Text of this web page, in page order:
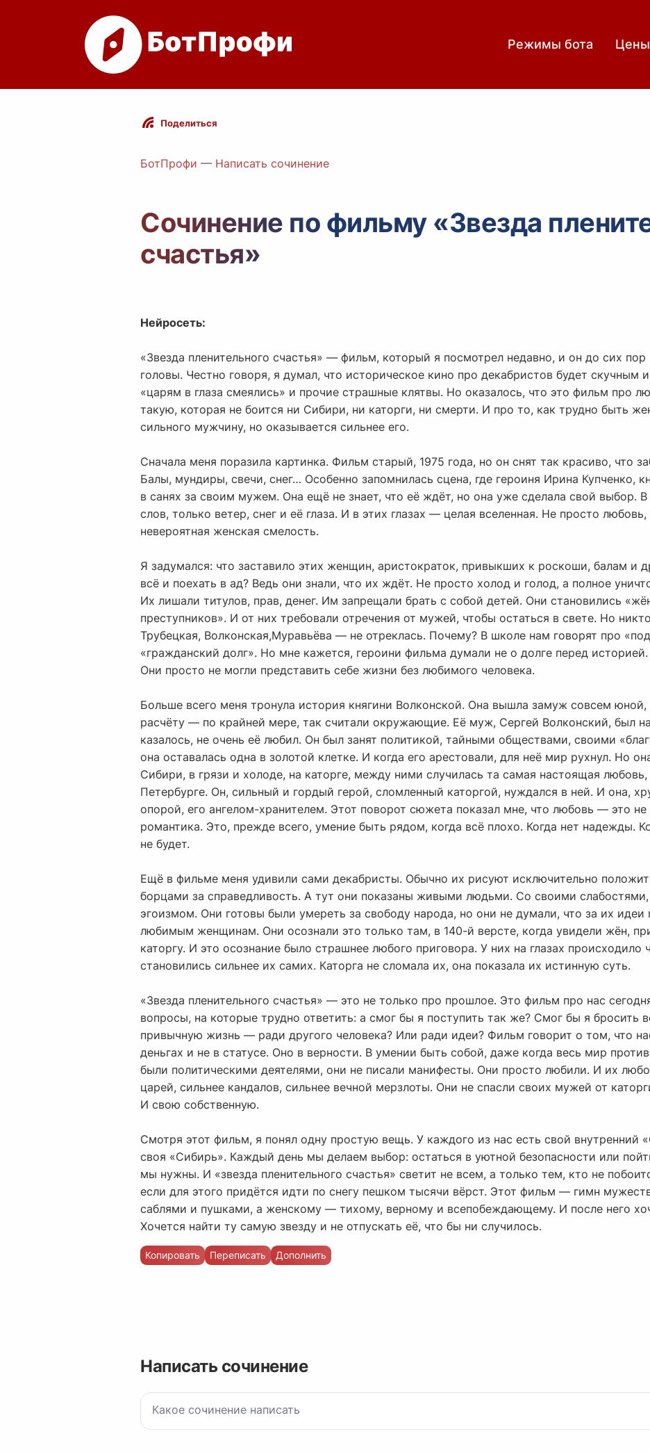
Режимы бота Цены
Поделиться
БотПрофи — Написать сочинение
Сочинение по фильму «Звезда
счастья»
Нейросеть:
«Звезда пленительного счастья» — фильм, который я посмотрел недавно, и он до сих
головы. Честно говоря, я думал, что историческое кино про декабристов будет скучным
«царям в глаза смеялись» и прочие страшные клятвы. Но оказалось, что это фильм про
такую, которая не боится ни Сибири, ни каторги, ни смерти. И про то, как трудно быть
сильного мужчину, но оказывается сильнее его.
Сначала меня поразила картинка. Фильм старый, 1975 года, но он снят так красиво, что
Балы, мундиры, свечи, снег… Особенно запомнилась сцена, где героиня Ирина Купченко,
в санях за своим мужем. Она ещё не знает, что её ждёт, но она уже сделала свой выбор. В
слов, только ветер, снег и её глаза. И в этих глазах — целая вселенная. Не просто
невероятная женская смелость.
Я задумался: что заставило этих женщин, аристократок, привыкших к роскоши, балам и
всё и поехать в ад? Ведь они знали, что их ждёт. Не просто холод и голод, а полное
Их лишали титулов, прав, денег. Им запрещали брать с собой детей. Они становились
преступников». И от них требовали отречения от мужей, чтобы остаться в свете. Но
Трубецкая, Волконская,Муравьёва — не отреклась. Почему? В школе нам говорят про
«гражданский долг». Но мне кажется, героини фильма думали не о долге перед
Они просто не могли представить себе жизни без любимого человека.
Больше всего меня тронула история княгини Волконской. Она вышла замуж совсем юной,
расчёту — по крайней мере, так считали окружающие. Её муж, Сергей Волконский, был
казалось, не очень её любил. Он был занят политикой, тайными обществами, своими
она оставалась одна в золотой клетке. И когда его арестовали, для неё мир рухнул. Но
Сибири, в грязи и холоде, на каторге, между ними случилась та самая настоящая
Петербурге. Он, сильный и гордый герой, сломленный каторгой, нуждался в ней. И она,
опорой, его ангелом-хранителем. Этот поворот сюжета показал мне, что любовь — это
романтика. Это, прежде всего, умение быть рядом, когда всё плохо. Когда нет надежды.
не будет.
Ещё в фильме меня удивили сами декабристы. Обычно их рисуют исключительно
борцами за справедливость. А тут они показаны живыми людьми. Со своими слабостями,
эгоизмом. Они готовы были умереть за свободу народа, но они не думали, что за их идеи
любимым женщинам. Они осознали это только там, в 140-й версте, когда увидели жён,
каторгу. И это осознание было страшнее любого приговора. У них на глазах происходило
становились сильнее их самих. Каторга не сломала их, она показала их истинную суть.
«Звезда пленительного счастья» — это не только про прошлое. Это фильм про нас
вопросы, на которые трудно ответить: а смог бы я поступить так же? Смог бы я бросить
привычную жизнь — ради другого человека? Или ради идеи? Фильм говорит о том, что
деньгах и не в статусе. Оно в верности. В умении быть собой, даже когда весь мир
были политическими деятелями, они не писали манифесты. Они просто любили. И их
царей, сильнее кандалов, сильнее вечной мерзлоты. Они не спасли своих мужей от
И свою собственную.
Смотря этот фильм, я понял одну простую вещь. У каждого из нас есть свой внутренний
своя «Сибирь». Каждый день мы делаем выбор: остаться в уютной безопасности или
мы нужны. И «звезда пленительного счастья» светит не всем, а только тем, кто не
если для этого придётся идти по снегу пешком тысячи вёрст. Этот фильм — гимн
саблями и пушками, а женскому — тихому, верному и всепобеждающему. И после него
Хочется найти ту самую звезду и не отпускать её, что бы ни случилось.
Копировать Переписать Дополнить
Написать сочинение